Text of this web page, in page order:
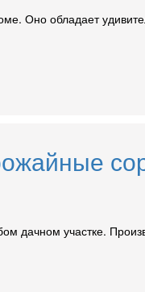
Оно обладает
дачном участке.